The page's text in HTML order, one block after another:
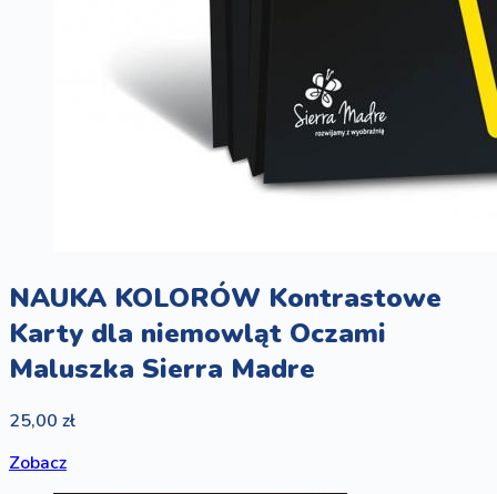
NAUKA KOLORÓW Kontrastowe
Karty dla niemowląt Oczami
Maluszka Sierra Madre
25,00 zł
Zobacz